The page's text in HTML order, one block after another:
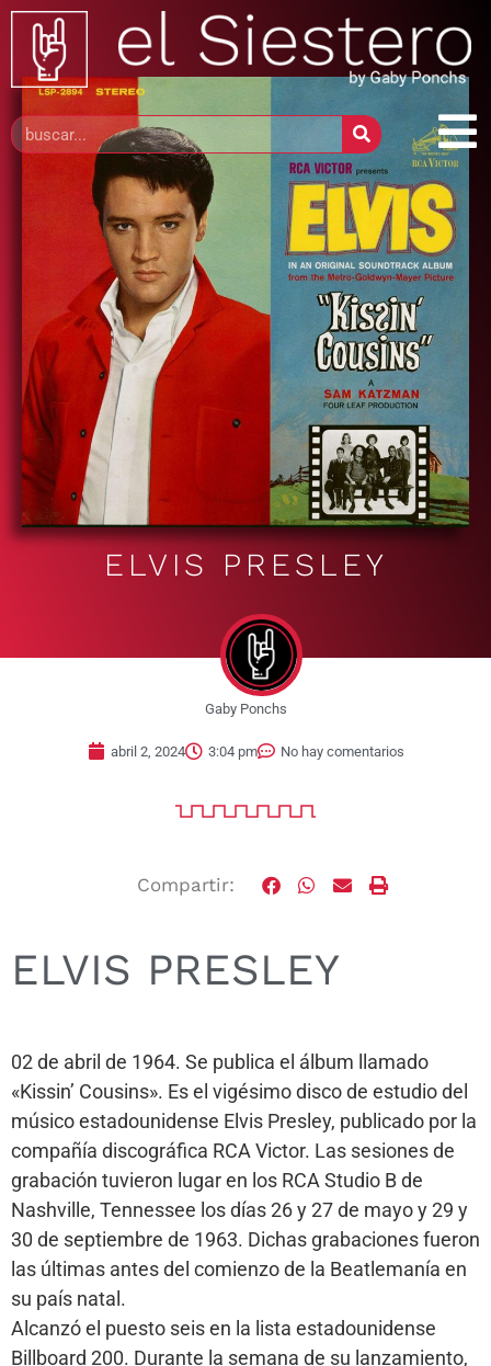
ELVIS PRESLEY
Gaby Ponchs
abril 2, 2024 3:04 pm No hay comentarios
Compartir:
ELVIS PRESLEY
02 de abril de 1964. Se publica el álbum llamado
«Kissin’ Cousins». Es el vigésimo disco de estudio del
músico estadounidense Elvis Presley, publicado por la
compañía discográfica RCA Victor. Las sesiones de
grabación tuvieron lugar en los RCA Studio B de
Nashville, Tennessee los días 26 y 27 de mayo y 29 y
30 de septiembre de 1963. Dichas grabaciones fueron
las últimas antes del comienzo de la Beatlemanía en
su país natal.
Alcanzó el puesto seis en la lista estadounidense
Billboard 200. Durante la semana de su lanzamiento,